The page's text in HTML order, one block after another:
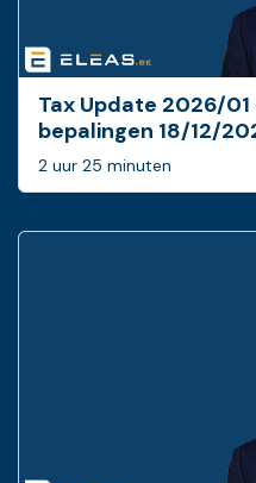
Tax Update 2026/
bepalingen 18/12/
2 uur 25 minuten